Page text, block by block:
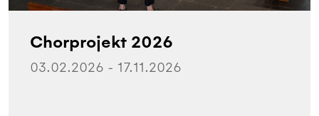
Chorprojekt 2026
03.02.2026 - 17.11.2026